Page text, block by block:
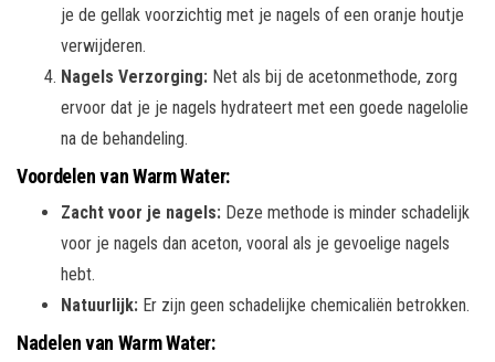
je de gellak voorzichtig met je nagels of een oranje houtje
verwijderen.
Nagels Verzorging: Net als bij de acetonmethode, zorg
ervoor dat je je nagels hydrateert met een goede nagelolie
na de behandeling.
Voordelen van Warm Water:
Zacht voor je nagels: Deze methode is minder schadelijk
voor je nagels dan aceton, vooral als je gevoelige nagels
hebt.
Natuurlijk: Er zijn geen schadelijke chemicaliën betrokken.
Nadelen van Warm Water: